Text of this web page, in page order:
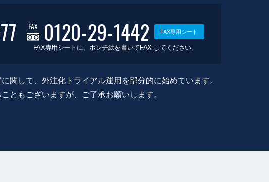
FAX 0120-29-1442 FAX専用シート
FAX専用シートに、ポンチ絵を書いてFAX してください。
関して、外注化トライアル運用を部分的に始めています。
ともございますが、ご了承お願いします。